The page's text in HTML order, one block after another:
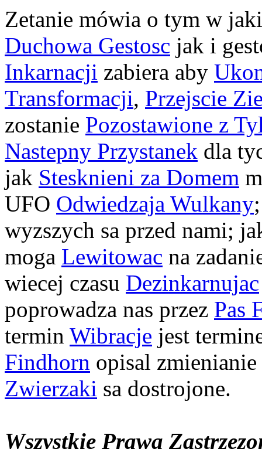
Zetanie mówia o tym w
Duchowa Gestosc jak i
Inkarnacji zabiera aby
Transformacji, Przejscie
zostanie Pozostawione z
Nastepny Przystanek dla
jak Stesknieni za Domem
UFO Odwiedzaja Wulkany
wyzszych sa przed nami;
moga Lewitowac na
wiecej czasu Dezinkarnujac
poprowadza nas przez Pas
termin Wibracje jest
Findhorn opisal
Zwierzaki sa dostrojone.
Wszystkie Prawa